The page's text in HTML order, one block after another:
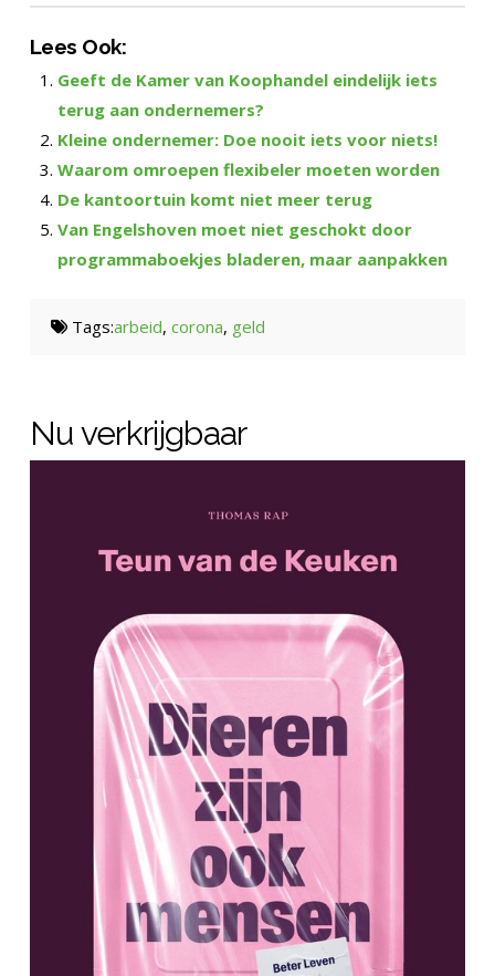
Lees Ook:
Geeft de Kamer van Koophandel eindelijk iets
terug aan ondernemers?
Kleine ondernemer: Doe nooit iets voor niets!
Waarom omroepen flexibeler moeten worden
De kantoortuin komt niet meer terug
Van Engelshoven moet niet geschokt door
programmaboekjes bladeren, maar aanpakken
Tags:arbeid,corona, geld
Nu verkrijgbaar